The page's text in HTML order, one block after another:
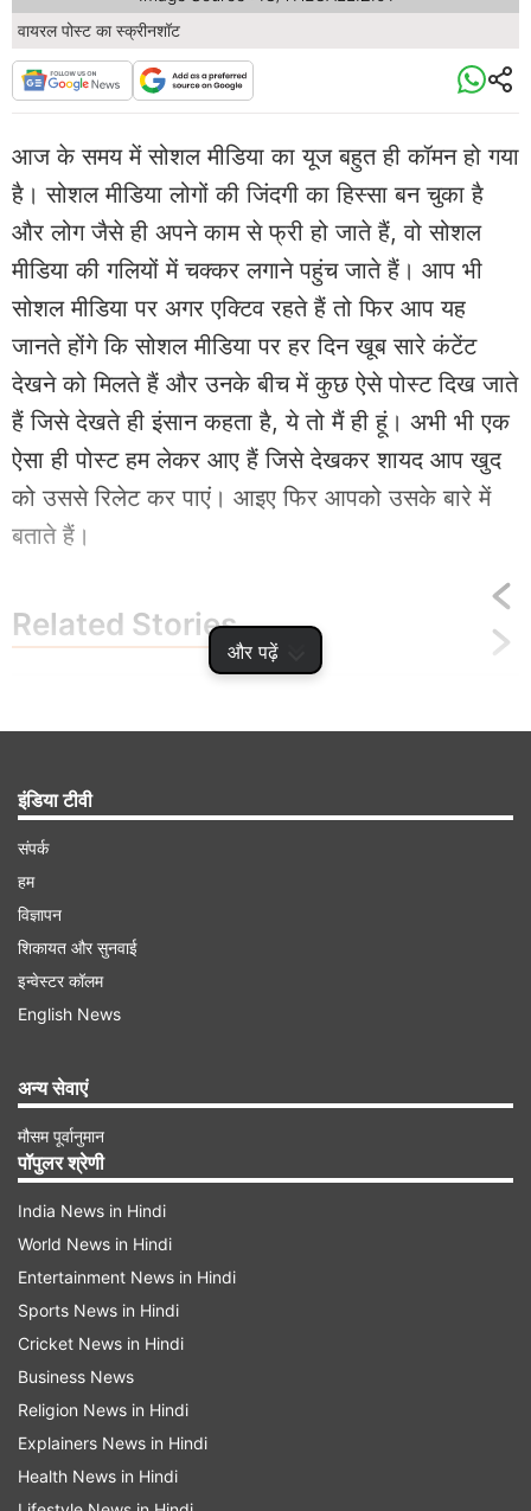
और पढ़ें
वायरल पोस्ट का स्क्रीनशॉट
आज के समय में सोशल मीडिया का यूज बहुत ही कॉमन हो गया
है। सोशल मीडिया लोगों की जिंदगी का हिस्सा बन चुका है
और लोग जैसे ही अपने काम से फ्री हो जाते हैं, वो सोशल
मीडिया की गलियों में चक्कर लगाने पहुंच जाते हैं। आप भी
सोशल मीडिया पर अगर एक्टिव रहते हैं तो फिर आप यह
जानते होंगे कि सोशल मीडिया पर हर दिन खूब सारे कंटेंट
देखने को मिलते हैं और उनके बीच में कुछ ऐसे पोस्ट दिख जाते
हैं जिसे देखते ही इंसान कहता है, ये तो मैं ही हूं। अभी भी एक
ऐसा ही पोस्ट हम लेकर आए हैं जिसे देखकर शायद आप खुद
को उससे रिलेट कर पाएं। आइए फिर आपको उसके बारे में
बताते हैं।
Related Stories
वायरल पोस्ट में ऐसा क्या दिखा?
सोशल मीडिया पर स्क्रोल करते हुए एक वीडियो नजर आया
जिसमें एक शख्स सफेद रंग के टी-शर्ट पर नजर आ रहा है।
वीडियो में उसकी पीठ नजर आ रही है और उसकी टी-शर्ट के
बैक पर ही कुछ ऐसा लिखा है जिससे आप शायद खुद को
रिलेट कर पाएं। उसकी टी-शर्ट पर दो भाग बने हैं जिसमें एक
तरफ 'To Mom' और दूसरी तरफ 'To Dad' लिखा हुआ
इंडिया टीवी
संपर्क
हम
विज्ञापन
शिकायत और सुनवाई
इन्वेस्टर कॉलम
English News
अन्य सेवाएं
मौसम पूर्वानुमान
पॉपुलर श्रेणी
India News in Hindi
World News in Hindi
Entertainment News in Hindi
Sports News in Hindi
Cricket News in Hindi
Business News
Religion News in Hindi
Explainers News in Hindi
Health News in Hindi